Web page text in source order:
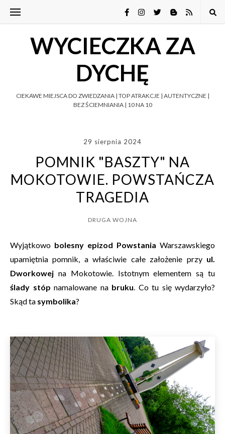
WYCIECZKA ZA
DYCHĘ
CIEKAWE MIEJSCA DO ZWIEDZANIA | TOP ATRAKCJE | AUTENTYCZNE |
BEZ ŚCIEMNIANIA | 10 NA 10
29 sierpnia 2024
POMNIK "BASZTY" NA
MOKOTOWIE. POWSTAŃCZA
TRAGEDIA
DRUGA WOJNA
Wyjątkowo bolesny epizod Powstania Warszawskiego
upamiętnia pomnik, a właściwie całe założenie przy ul.
Dworkowej na Mokotowie. Istotnym elementem są tu
ślady stóp namalowane na bruku. Co tu się wydarzyło?
Skąd ta symbolika?